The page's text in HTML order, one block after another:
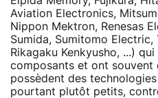
Aviation Electronics,
Nippon Mektron, Renesas
Sumida, Sumitomo Electric,
Rikagaku Kenkyusho, ...)
composants et ont souvent
possèdent des
pourtant plutôt petits,